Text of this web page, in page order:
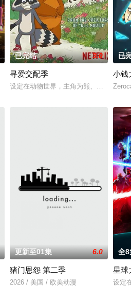
已完结 3.0
寻爱交配季
设定在动物世界，主角为熊、浣熊、鹿
已
小钱
更新至01集 6.0
猪门恩怨 第二季
2026 / 美国 / 欧美动漫
全8
星球
设定